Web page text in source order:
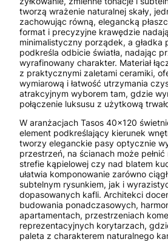
tworzą wrażenie naturalnej skały,
zachowując równą, elegancką
format i precyzyjne krawędzie
minimalistyczny porządek, a gładka
podkreśla odbicie światła, nadając
wyrafinowany charakter. Materiał
z praktycznymi zaletami ceramiki,
wymiarową i łatwość utrzymania
atrakcyjnym wyborem tam, gdzie
połączenie luksusu z użytkową
W aranżacjach Tasos 40x120
element podkreślający kierunek
tworzy eleganckie pasy optycznie
przestrzeń, na ścianach może
strefie kąpielowej czy nad blatem
ułatwia komponowanie zarówno
subtelnym rysunkiem, jak i
dopasowanych kafli. Architekci
budowania ponadczasowych,
apartamentach, przestrzeniach
reprezentacyjnych korytarzach,
paleta z charakterem naturalnego